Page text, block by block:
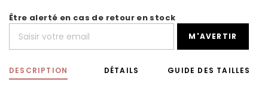
Être alerté en cas de retour en stock
M'AVERTIR
DESCRIPTION DÉTAILS GUIDE DES TAILLES